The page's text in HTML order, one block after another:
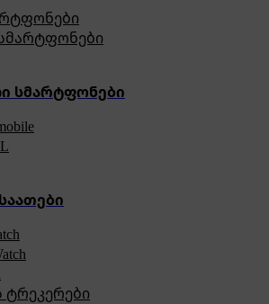
სმარტფონები
სმარტფონები
ტრეკერები